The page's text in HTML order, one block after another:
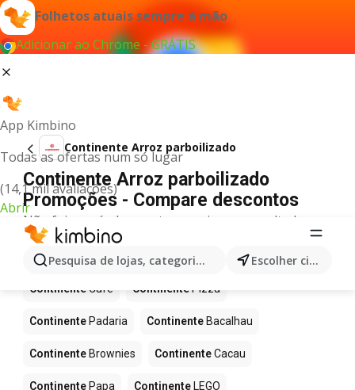
Folhetos atuais sempre à mão
Adicionar ao Chrome - GRÁTIS
App Kimbino
Todas as ofertas num só lugar
(14,1 mil avaliações)
Abrir
Pesquisa de lojas, categorias,produtos... Escolher cidade
Continente Arroz parboilizado
Continente Arroz parboilizado
Promoções - Compare descontos
Não foi possível encontrar quaisquer resultados
para este termo.
Mais produtos em Continente
Continente Café ContinentePizza
Continente Padaria Continente Bacalhau
Continente Brownies ContinenteCacau
Continente Papa Continente LEGO